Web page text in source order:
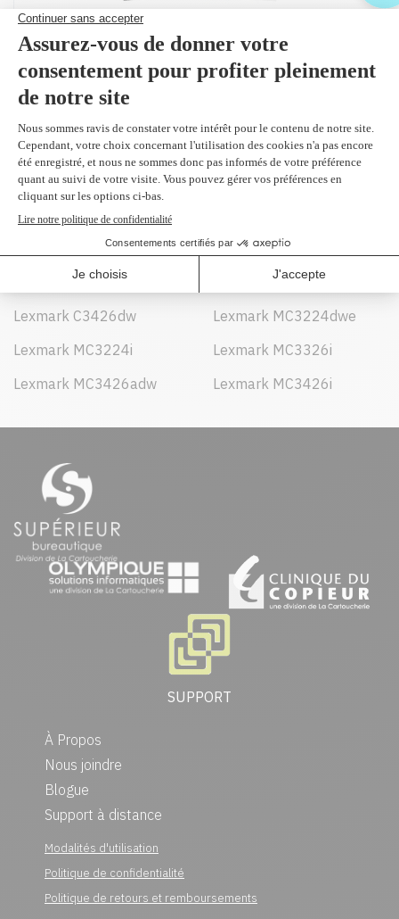
Peut être utilisé dans :
Lexmark C3224adwe
Lexmark C3224dwe
Lexmark C3226adwe
Lexmark C3226dw
Lexmark C3326dw
Lexmark C3426dw
Lexmark MC3224dwe
Lexmark MC3224i
Lexmark MC3326i
Lexmark MC3426adw
Lexmark MC3426i
SUPPORT
À Propos
Nous joindre
Blogue
Support à distance
Modalités d'utilisation
Politique de confidentialité
Politique de retours et remboursements